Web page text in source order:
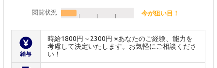
閲覧状況 今が狙い目！
時給1800円～2300円 ※あなたのご経験、能力を
考慮して決定いたします。お気軽にご相談くださ
い！